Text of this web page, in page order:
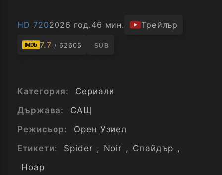
HD 7202026 год.46 мин. Трейлър
IMDb 7.7 / 62605 SUB
Категория:
Сериали
Държава:
САЩ
Режисьор:
Орен Узиел
Етикети:
Spider , Noir , Спайдър ,
Ноар